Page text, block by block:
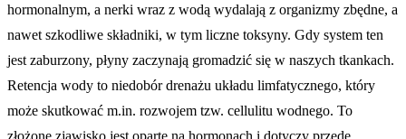
hormonalnym, a nerki wraz z wodą wydalają z organizmy zbędne, a
nawet szkodliwe składniki, w tym liczne toksyny. Gdy system ten
jest zaburzony, płyny zaczynają gromadzić się w naszych tkankach.
Retencja wody to niedobór drenażu układu limfatycznego, który
może skutkować m.in. rozwojem tzw. cellulitu wodnego. To
złożone zjawisko jest oparte na hormonach i dotyczy przede